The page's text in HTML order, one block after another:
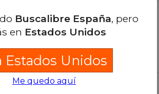
Internacional. Fue durante un viaje
que, tras superar dificultades
la crianza en solitario de su hija,
La saga de Harry Potter,
y traducida a múltiples
novela negra bajo el
versatilidad como autora.
Buscalibre España, pero
en Estados Unidos
Estados Unidos
Me quedo aquí